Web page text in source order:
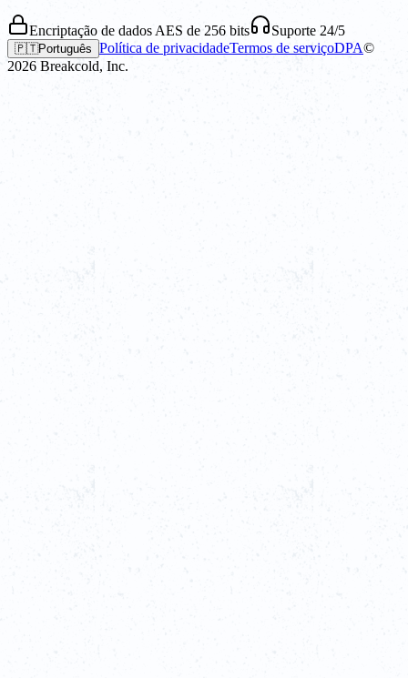
Encriptação de dados AES de 256 bits Suporte 24/5
🇵🇹Português Política de privacidadeTermos de serviçoDPA©
2026 Breakcold, Inc.